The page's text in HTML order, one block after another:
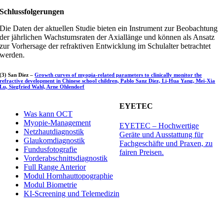
Schlussfolgerungen
Die Daten der aktuellen Studie bieten ein Instrument zur Beobachtung
der jährlichen Wachstumsraten der Axiallänge und können als Ansatz
zur Vorhersage der refraktiven Entwicklung im Schulalter betrachtet
werden.
(3) San Diez –Growth curves of myopia-related parameters to clinically monitor the
refractive development in Chinese school children, Pablo Sanz Diez, Li-Hua Yang, Mei-Xia
Lu, Siegfried Wahl, Arne Ohlendorf
Was kann OCT
Myopie-Management
Netzhautdiagnostik
Glaukomdiagnostik
Fundusfotografie
Vorderabschnittsdiagnostik
Full Range Anterior
Modul Hornhauttopographie
Modul Biometrie
KI-Screening und Telemedizin
EYETEC
EYETEC – Hochwertige
Geräte und Ausstattung für
Fachgeschäfte und Praxen, zu
fairen Preisen.